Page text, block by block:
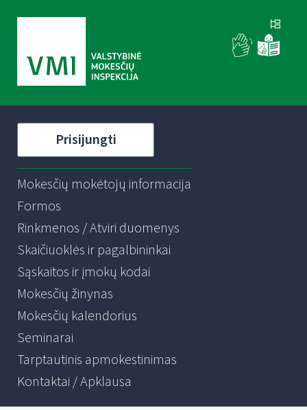
Prisijungti
Mokesčių mokėtojų informacija
Formos
Rinkmenos / Atviri duomenys
Skaičiuoklės ir pagalbininkai
Sąskaitos ir įmokų kodai
Mokesčių žinynas
Mokesčių kalendorius
Seminarai
Tarptautinis apmokestinimas
Kontaktai / Apklausa